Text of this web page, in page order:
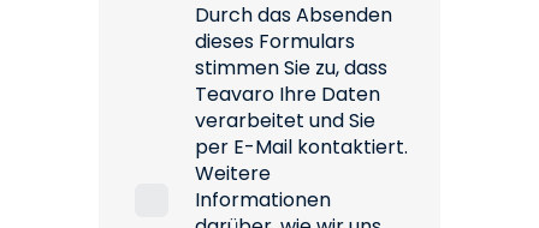
Durch das Absenden
dieses Formulars
stimmen Sie zu, dass
Teavaro Ihre Daten
verarbeitet und Sie
per E-Mail kontaktiert.
Weitere
Informationen